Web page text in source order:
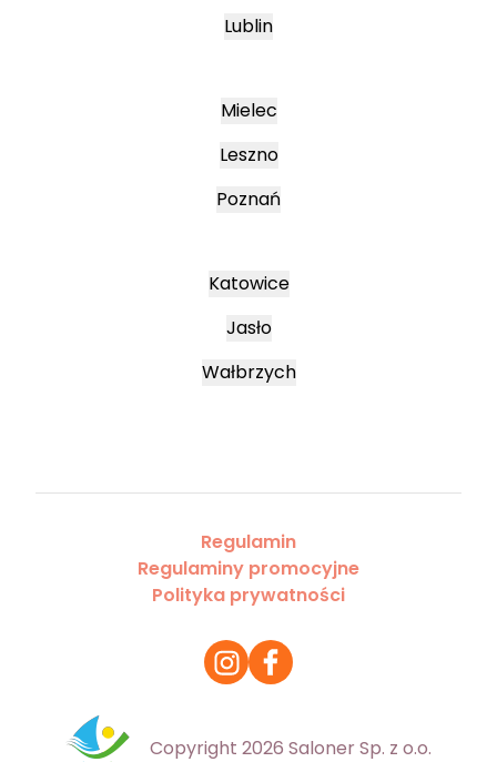
Lublin
Mielec
Leszno
Poznań
Katowice
Jasło
Wałbrzych
Regulamin
Regulaminy promocyjne
Polityka prywatności
Copyright 2026 Saloner Sp. z o.o.